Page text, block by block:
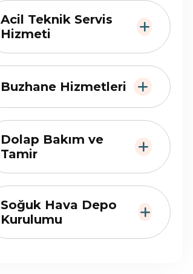
Acil Teknik Servis
Hizmeti
Buzhane Hizmetleri
Dolap Bakım ve
Tamir
Soğuk Hava Depo
Kurulumu